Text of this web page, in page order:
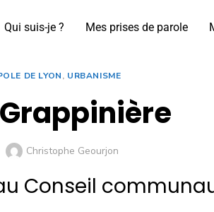
Qui suis-je ? Mes prises de parole
DE LYON, URBANISME
Christophe Geourjon
Conseil